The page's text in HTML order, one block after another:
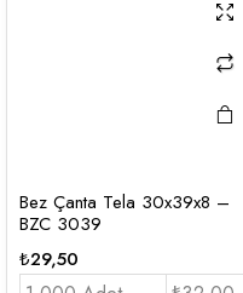
Bez Çanta Tela 30x39x8 –
BZC 3039
₺29,50